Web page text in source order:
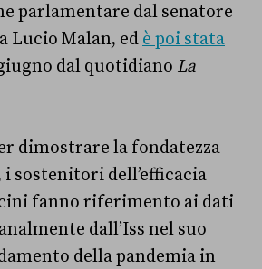
parlamentare dal senatore
Lucio Malan, ed è poi stata
dal quotidiano La
dimostrare la fondatezza
sostenitori dell’efficacia
fanno riferimento ai dati
dall’Iss nel suo
della pandemia in